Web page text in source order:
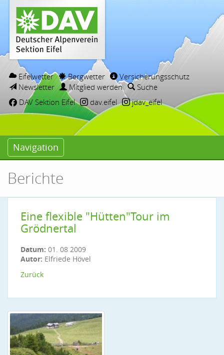
Eifelwetter Bergwetter
Versicherungsschutz
Newsletter
Mitglied werden
Suche
DAV Sektion Eifel
dav.eifel jdav_eifel
Navigation
Berichte
Eine flexible "Hütten"Tour im
Grödnertal
Datum: 01. 08 2009
Autor: Elfriede Hövel
Zurück